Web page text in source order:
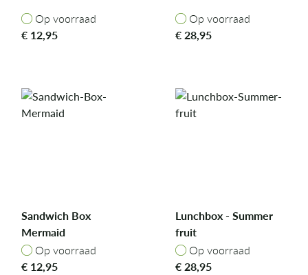
Op voorraad
Op voorraad
€ 12,95
Op voorraad
Op voorraad
€28,95
Sandwich Box
Mermaid
Op voorraad
Op voorraad
€ 12,95
Lunchbox - Summer
fruit
Op voorraad
Op voorraad
€28,95